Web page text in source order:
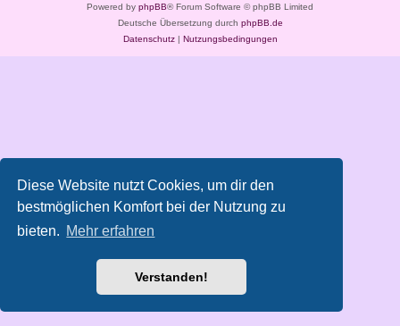
Diese Website nutzt Cookies, um dir den
bestmöglichen Komfort bei der Nutzung zu
bieten. Mehr erfahren
Verstanden!
Powered by phpBB® Forum Software © phpBB Limited
Deutsche Übersetzung durch phpBB.de
Datenschutz| Nutzungsbedingungen